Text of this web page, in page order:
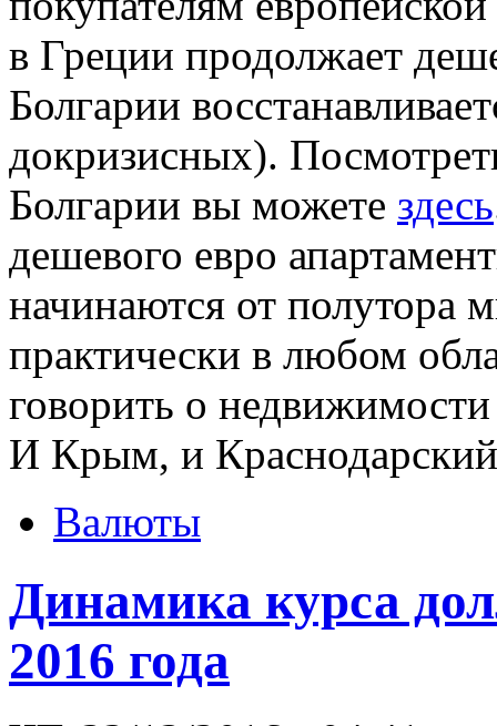
в Греции продолжает
Болгарии
докризисных).
Болгарии вы можете здесь
дешевого евро
начинаются от полутора
практически в любом
говорить о
И Крым, и
Валюты
Динамика курса
2016 года